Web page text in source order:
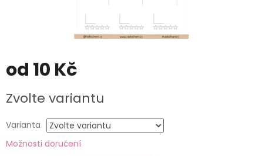
od 10 Kč
cena:
Zvolte variantu
Varianta
Možnosti doručení